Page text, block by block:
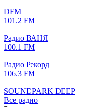
DFM
101.2 FM
Радио ВАНЯ
100.1 FM
Радио Рекорд
106.3 FM
SOUNDPARK DEEP
Все радио